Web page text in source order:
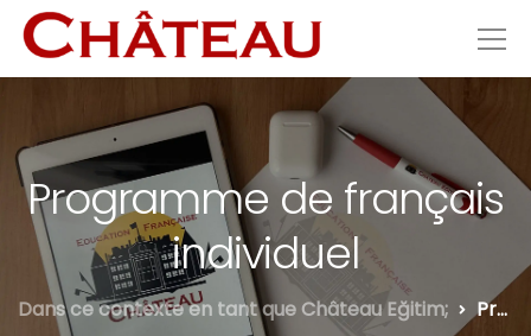
Programme de français
individuel
Dans ce contexte en tant que Château Eğitim; Programme de français individuel